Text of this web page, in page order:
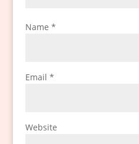
Name *
Email *
Website